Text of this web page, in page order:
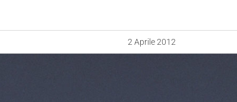
2 Aprile 2012